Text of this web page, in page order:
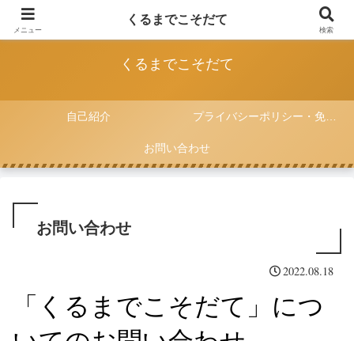
FIAT 500と一緒に子育てをしていく記録
くるまでこそだて
自己紹介 プライバシーポリシー・免責事項
お問い合わせ
お問い合わせ
2022.08.18
メニュー
くるまでこそだて
検索